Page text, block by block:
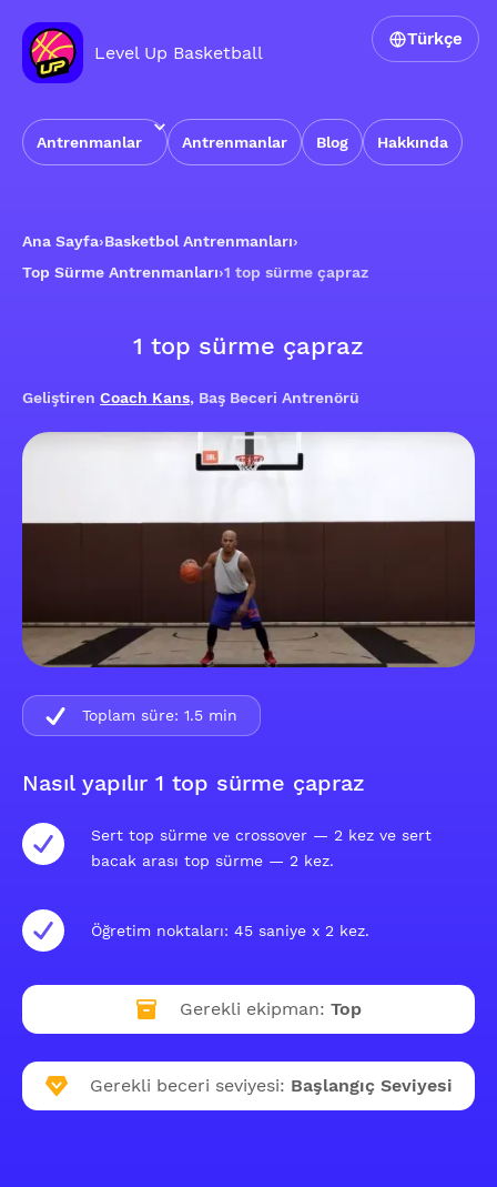
Level Up Basketball
Antrenmanlar Antrenmanlar Blog Hakkında
Türkçe
Ana Sayfa›Basketbol Antrenmanları›
Top Sürme Antrenmanları›1 top sürme çapraz
1 top sürme çapraz
Geliştiren Coach Kans, Baş Beceri Antrenörü
Nasıl yapılır 1 top sürme çapraz
Sert top sürme ve crossover — 2 kez ve sert
bacak arası top sürme — 2 kez.
Öğretim noktaları: 45 saniye x 2 kez.
Gerekli ekipman: Top
Gerekli beceri seviyesi: Başlangıç Seviyesi
Toplam süre: 1.5 min